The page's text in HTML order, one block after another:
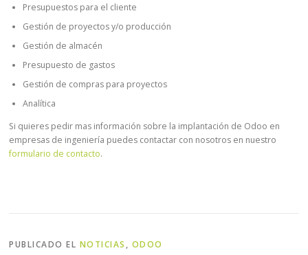
Presupuestos para el cliente
Gestión de proyectos y/o producción
Gestión de almacén
Presupuesto de gastos
Gestión de compras para proyectos
Analítica
Si quieres pedir mas información sobre la implantación de Odoo en
empresas de ingeniería puedes contactar con nosotros en nuestro
formulario de contacto.
PUBLICADO EL NOTICIAS , ODOO